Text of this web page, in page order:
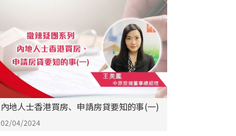
內地人士香港買房、申請房貸要知的事(一)
02/04/2024